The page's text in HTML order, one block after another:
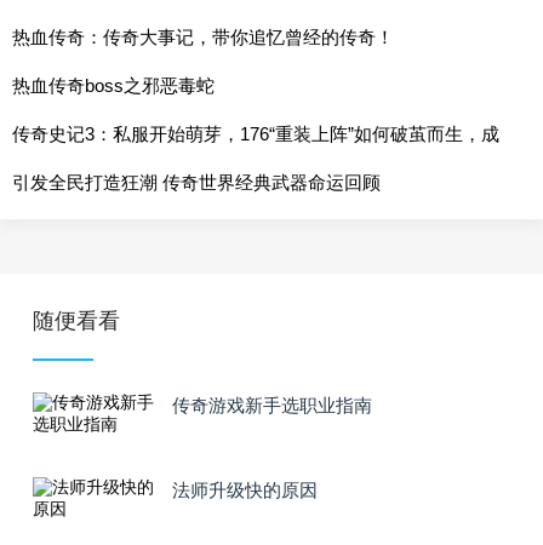
热血传奇：传奇大事记，带你追忆曾经的传奇！
热血传奇boss之邪恶毒蛇
传奇史记3：私服开始萌芽，176“重装上阵”如何破茧而生，成
为一代经典？
引发全民打造狂潮 传奇世界经典武器命运回顾
随便看看
传奇游戏新手选职业指南
法师升级快的原因